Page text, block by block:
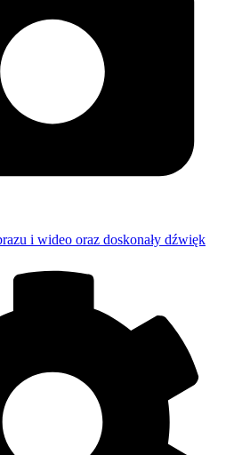
i wideo oraz doskonały dźwięk